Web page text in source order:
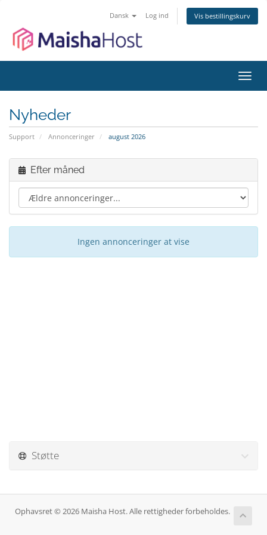
Dansk Log ind Vis bestillingskurv
Skift
Nyheder
Support Annonceringer august 2026
Efter måned
Ingen annonceringer at vise
Støtte
Ophavsret © 2026 Maisha Host. Alle rettigheder forbeholdes.